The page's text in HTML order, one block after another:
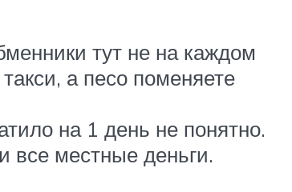
тут не на каждом
а песо поменяете
на 1 день не понятно.
все местные деньги.